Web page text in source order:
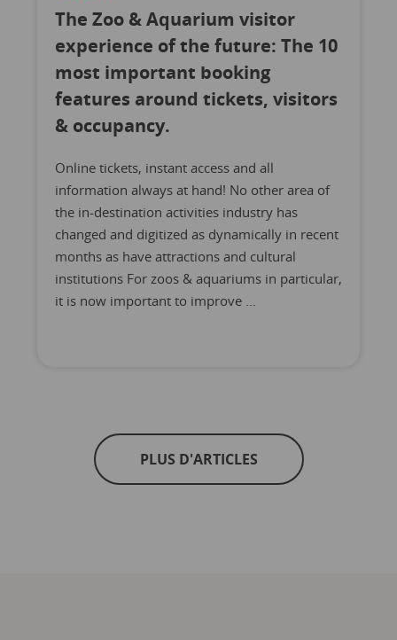
The Zoo & Aquarium visitor
experience of the future: The 10
most important booking
features around tickets, visitors
& occupancy.
Online tickets, instant access and all
information always at hand! No other area of
the in-destination activities industry has
changed and digitized as dynamically in recent
months as have attractions and cultural
institutions For zoos & aquariums in particular,
it is now important to improve ...
PLUS D'ARTICLES